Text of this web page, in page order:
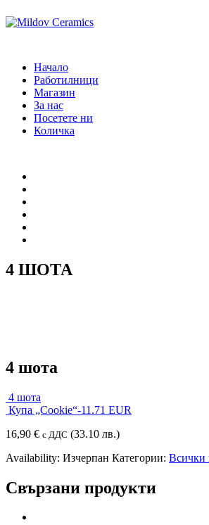
Начало
Работилници
Магазин
За нас
Посетете ни
Количка
4 ШОТА
4 шота
4 шота
Купа „Cookie“-11.71 EUR
16,90 € с ДДС (33.10 лв.)
Availability: Изчерпан Категории: Всички
Свързани продукти